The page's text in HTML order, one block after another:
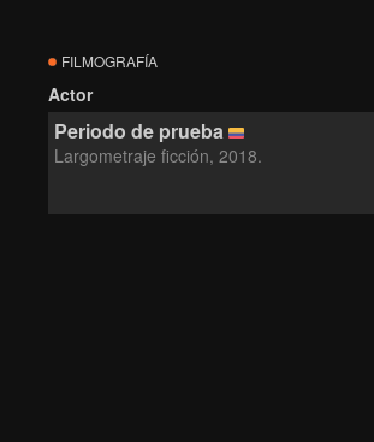
FILMOGRAFÍA
Actor
Periodo de prueba
Largometraje ficción, 2018.